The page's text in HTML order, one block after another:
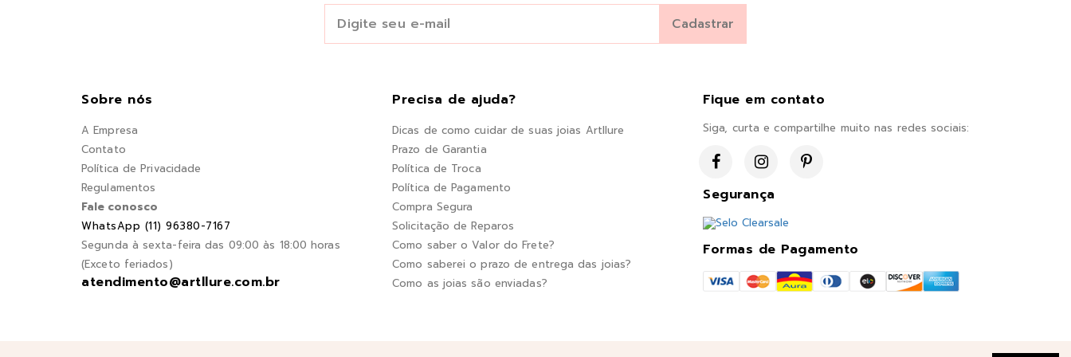
Sobre nós
A Empresa
Contato
Política de Privacidade
Regulamentos
Fale conosco
WhatsApp (11) 96380-7167
Segunda à sexta-feira das 09:00 às 18:00 horas
(Exceto feriados)
atendimento@artllure.com.br
Precisa de ajuda?
Dicas de como cuidar de suas joias Artllure
Prazo de Garantia
Política de Troca
Política de Pagamento
Compra Segura
Solicitação de Reparos
Como saber o Valor do Frete?
Como saberei o prazo de entrega das joias?
Como as joias são enviadas?
Fique em contato
Siga, curta e compartilhe muito nas redes sociais:
Segurança
Formas de Pagamento